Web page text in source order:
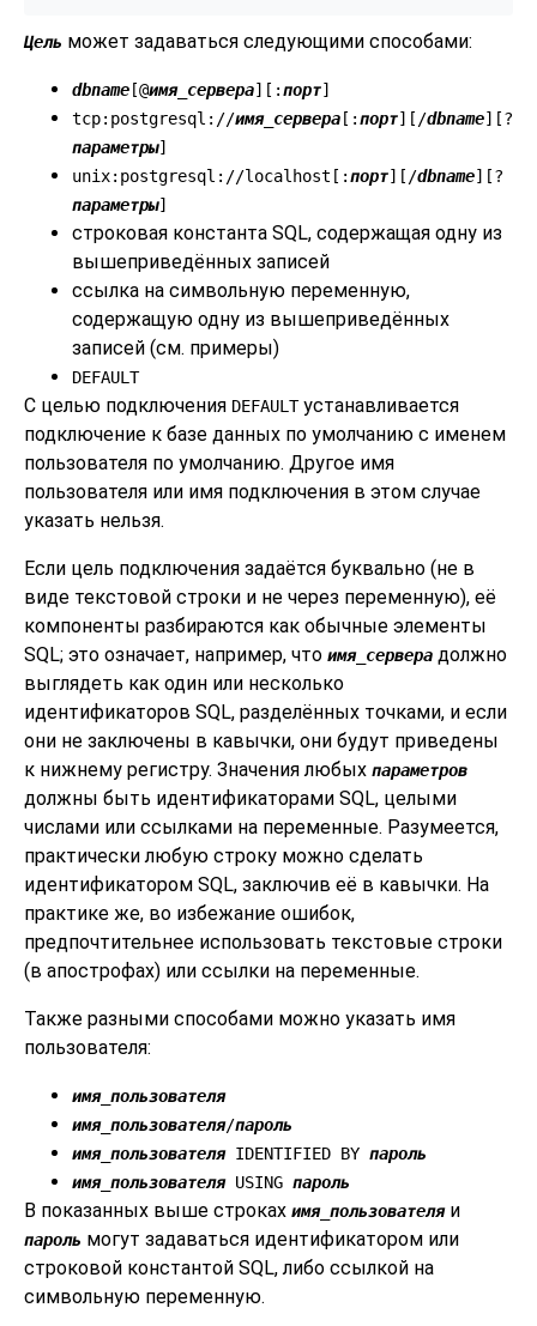
Цель может задаваться следующими способами:
dbname [@имя_сервера][ :порт]
tcp:postgresql://имя_сервера [ :порт][ /dbname][?
параметры]
unix:postgresql://localhost[ :порт][ /dbname][?
параметры]
строковая константа SQL, содержащая одну из
вышеприведённых записей
ссылка на символьную переменную,
содержащую одну из вышеприведённых
записей (см. примеры)
DEFAULT
С целью подключения DEFAULTустанавливается
подключение к базе данных по умолчанию с именем
пользователя по умолчанию. Другое имя
пользователя или имя подключения в этом случае
указать нельзя.
Если цель подключения задаётся буквально (не в
виде текстовой строки и не через переменную), её
компоненты разбираются как обычные элементы
SQL; это означает, например, что имя_сервера должно
выглядеть как один или несколько
идентификаторов SQL, разделённых точками, и если
они не заключены в кавычки, они будут приведены
к нижнему регистру. Значения любых параметров
должны быть идентификаторами SQL, целыми
числами или ссылками на переменные. Разумеется,
практически любую строку можно сделать
идентификатором SQL, заключив её в кавычки. На
практике же, во избежание ошибок,
предпочтительнее использовать текстовые строки
(в апострофах) или ссылки на переменные.
Также разными способами можно указать имя
пользователя:
имя_пользователя
имя_пользователя/пароль
имя_пользователяIDENTIFIED BY пароль
имя_пользователяUSING пароль
В показанных выше строках имя_пользователяи
пароль могут задаваться идентификатором или
строковой константой SQL, либо ссылкой на
символьную переменную.